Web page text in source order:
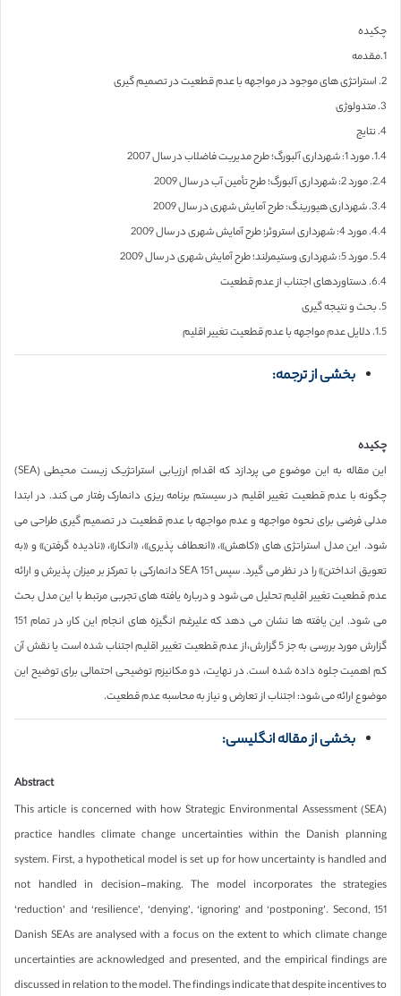
چکیده
1.مقدمه
2. استراتژی های موجود در مواجهه با عدم قطعیت در تصمیم گیری
3. متدولوژی
4. نتایج
1.4. مورد 1: شهرداری آلبورگ؛ طرح مدیریت فاضلاب در سال 2007
2.4. مورد 2: شهرداری آلبورگ؛ طرح تأمین آب در سال 2009
3.4. شهرداری هیورینگ: طرح آمایش شهری در سال 2009
4.4. مورد 4: شهرداری استروئر؛ طرح آمایش شهری در سال 2009
5.4. مورد 5: شهرداری وستیمرلند؛ طرح آمایش شهری در سال 2009
6.4. دستاوردهای اجتناب از عدم قطعیت
5. بحث و نتیجه گیری
1.5. دلایل عدم مواجهه با عدم قطعیت تغییر اقلیم
بخشی از ترجمه:
چکیده
این مقاله به این موضوع می پردازد که اقدام ارزیابی استراتژیک زیست محیطی (SEA)
چگونه با عدم قطعیت تغییر اقلیم در سیستم برنامه ریزی دانمارک رفتار می کند. در ابتدا
مدلی فرضی برای نحوه مواجهه و عدم مواجهه با عدم قطعیت در تصمیم گیری طراحی می
شود. این مدل استراتژی های «کاهش»، «انعطاف پذیری»، «انکار»، «نادیده گرفتن» و «به
تعویق انداختن» را در نظر می گیرد. سپس 151 SEA دانمارکی با تمرکز بر میزان پذیرش و ارائه
عدم قطعیت تغییر اقلیم تحلیل می شود و درباره یافته های تجربی مرتبط با این مدل بحث
می شود. این یافته ها نشان می دهد که علیرغم انگیزه های انجام این کار، در تمام 151
گزارش مورد بررسی به جز 5 گزارش،از عدم قطعیت تغییر اقلیم اجتناب شده است یا نقش آن
کم اهمیت جلوه داده شده است. در نهایت، دو مکانیزم توضیحی احتمالی برای توضیح این
موضوع ارائه می شود: اجتناب از تعارض و نیاز به محاسبه عدم قطعیت.
بخشی از مقاله انگلیسی:
Abstract
This article is concerned with how Strategic Environmental Assessment (SEA)
practice handles climate change uncertainties within the Danish planning
system. First, a hypothetical model is set up for how uncertainty is handled and
not handled in decision-making. The model incorporates the strategies
‘reduction’ and ‘resilience’, ‘denying’, ‘ignoring’ and ‘postponing’. Second, 151
Danish SEAs are analysed with a focus on the extent to which climate change
uncertainties are acknowledged and presented, and the empirical findings are
discussed in relation to the model. The findings indicate that despite incentives to